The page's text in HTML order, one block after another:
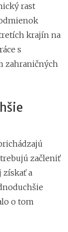
rast
krajín na
s
zahraničných
začleniť
získať a
o tom